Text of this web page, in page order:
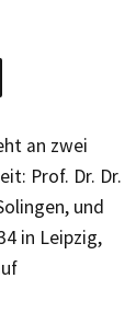
an zwei
Prof. Dr. Dr.
und
in Leipzig,